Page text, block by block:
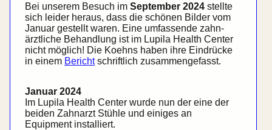
Bei unserem Besuch im September 2024 stellte
sich leider heraus, dass die schönen Bilder vom
Januar gestellt waren. Eine umfassende zahn­
ärztliche Behandlung ist im Lupila Health Center
nicht möglich! Die Koehns haben ihre Eindrücke
in einem Berichtschriftlich zusammen­gefasst.
Januar 2024
Im Lupila Health Center wurde nun der eine der
beiden Zahnarzt Stühle und einiges an
Equipment installiert.